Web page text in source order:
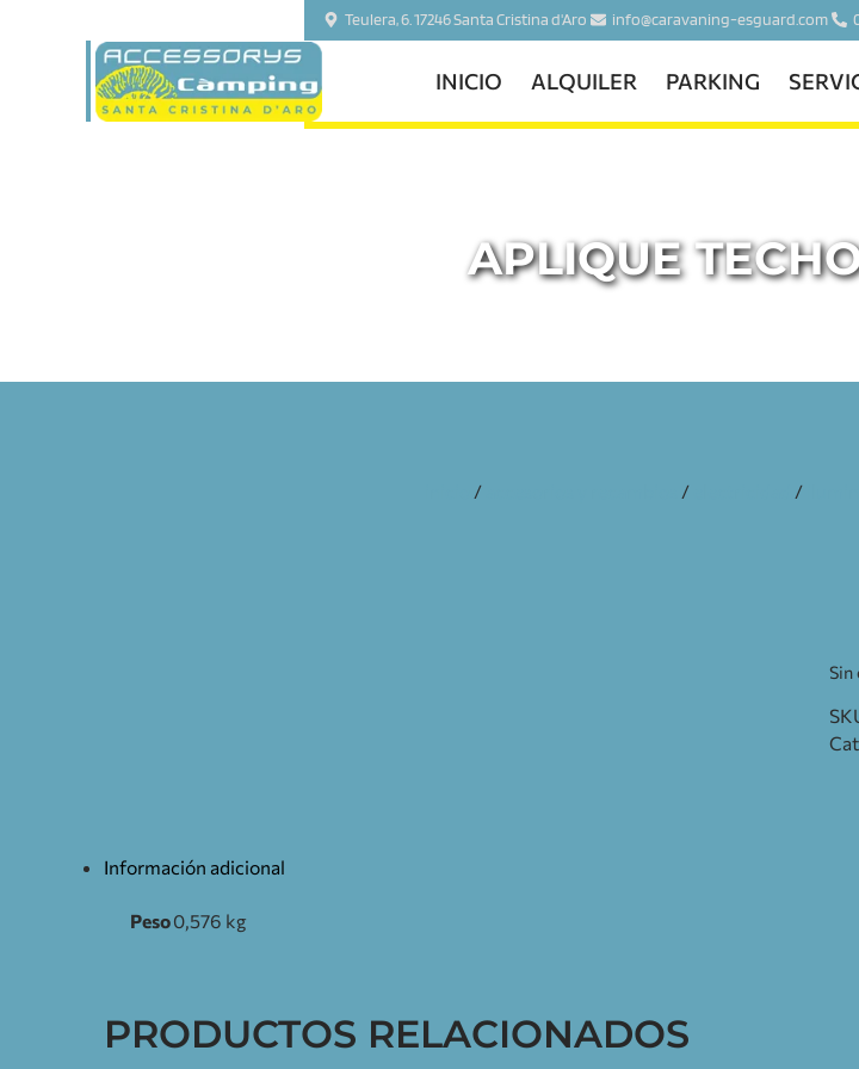
Teulera, 6. 17246 Santa Cristina d'Aro info@caravaning-esguard.com
INICIO ALQUILER PARKING
APLIQUE
/ / /
Sin
Información adicional
Peso0,576 kg
PRODUCTOS RELACIONADOS